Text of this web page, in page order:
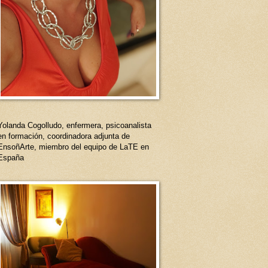
Cogolludo, enfermera, psicoanalista
formación, coordinadora adjunta de
miembro del equipo de LaTE en